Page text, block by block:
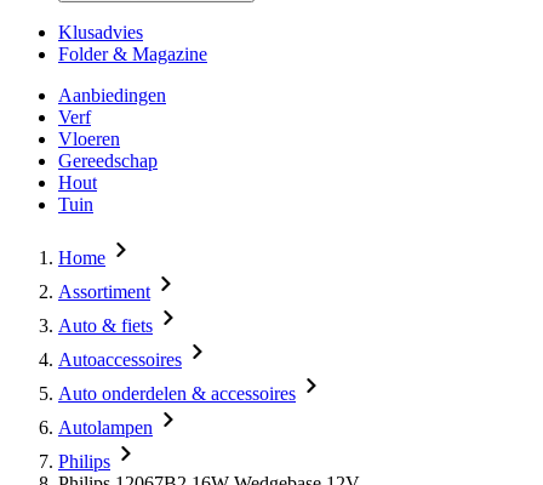
Klusadvies
Folder & Magazine
Aanbiedingen
Verf
Vloeren
Gereedschap
Hout
Tuin
Home
Assortiment
Auto & fiets
Autoaccessoires
Auto onderdelen & accessoires
Autolampen
Philips